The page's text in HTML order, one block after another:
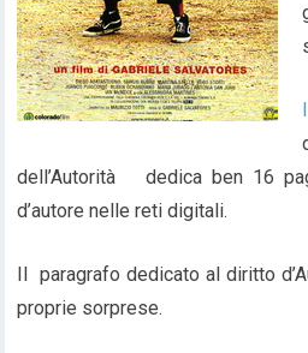
dell’Autorità dedica ben 16
d’autore nelle reti digitali.
Il paragrafo dedicato al diritto
proprie sorprese.